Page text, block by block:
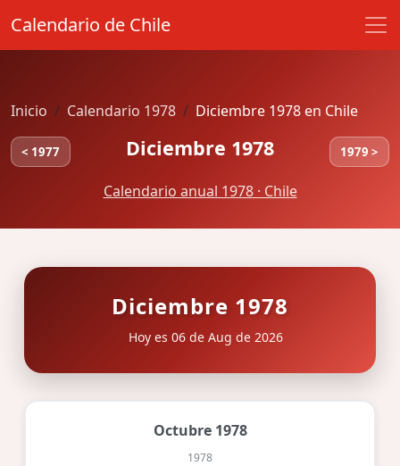
Calendario de Chile
Inicio Calendario 1978 Diciembre 1978 en Chile
< 1977 Diciembre 1978 1979 >
Calendario anual 1978 · Chile
Diciembre 1978
Hoy es 06 de Aug de 2026
Octubre 1978
1978